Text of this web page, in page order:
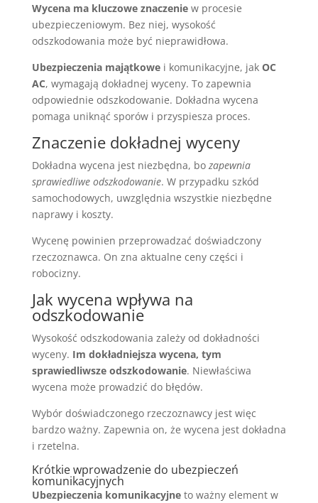
Wycena ma kluczowe znaczeniew procesie
ubezpieczeniowym. Bez niej, wysokość
odszkodowania może być nieprawidłowa.
Ubezpieczenia majątkowei komunikacyjne, jak OC
AC, wymagają dokładnej wyceny. To zapewnia
odpowiednie odszkodowanie. Dokładna wycena
pomaga uniknąć sporów i przyspiesza proces.
Znaczenie dokładnej wyceny
Dokładna wycena jest niezbędna, bo zapewnia
sprawiedliwe odszkodowanie. W przypadku szkód
samochodowych, uwzględnia wszystkie niezbędne
naprawy i koszty.
Wycenę powinien przeprowadzać doświadczony
rzeczoznawca. On zna aktualne ceny części i
robocizny.
Jak wycena wpływa na
odszkodowanie
Wysokość odszkodowania zależy od dokładności
wyceny. Im dokładniejsza wycena, tym
sprawiedliwsze odszkodowanie. Niewłaściwa
wycena może prowadzić do błędów.
Wybór doświadczonego rzeczoznawcy jest więc
bardzo ważny. Zapewnia on, że wycena jest dokładna
i rzetelna.
Krótkie wprowadzenie do ubezpieczeń
komunikacyjnych
Ubezpieczenia komunikacyjneto ważny element w